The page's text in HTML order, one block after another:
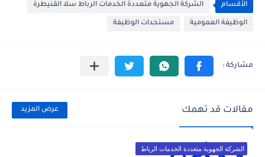
الأقسام الشركة الجهوية متعددة الخدمات الرباط سلا القنيطرة
الوظيفة العمومية مستجدات الوظيفة
مقالات قد تهمك عرض المزيد
الشركة الجهوية متعددة الخدمات الرباط